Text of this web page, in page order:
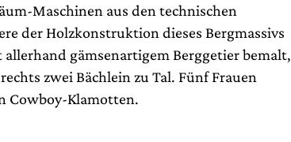
Maschinen aus den technischen
der Holzkonstruktion dieses Bergmassivs
gämsenartigem Berggetier bemalt,
zwei Bächlein zu Tal. Fünf Frauen
Cowboy-Klamotten.